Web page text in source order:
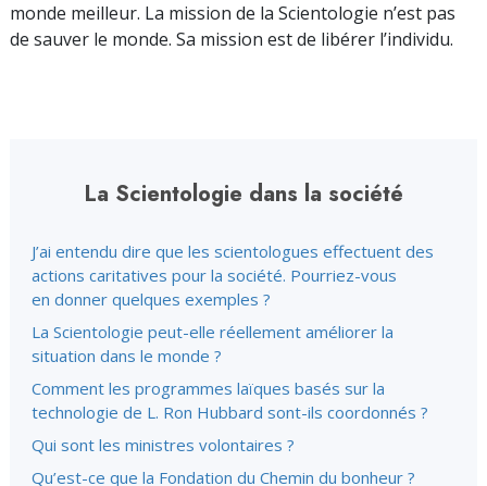
monde meilleur. La mission de la Scientologie n’est pas
de sauver le monde. Sa mission est de libérer l’individu.
La Scientologie dans la société
J’ai entendu dire que les scientologues effectuent des
actions caritatives pour la société. Pourriez-vous
en donner quelques exemples ?
La Scientologie peut-elle réellement améliorer la
situation dans le monde ?
Comment les programmes laïques basés sur la
technologie de L. Ron Hubbard sont-ils coordonnés ?
Qui sont les ministres volontaires ?
Qu’est-ce que la Fondation du Chemin du bonheur ?